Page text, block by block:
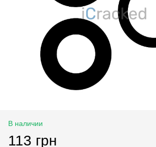
В наличии
113 грн